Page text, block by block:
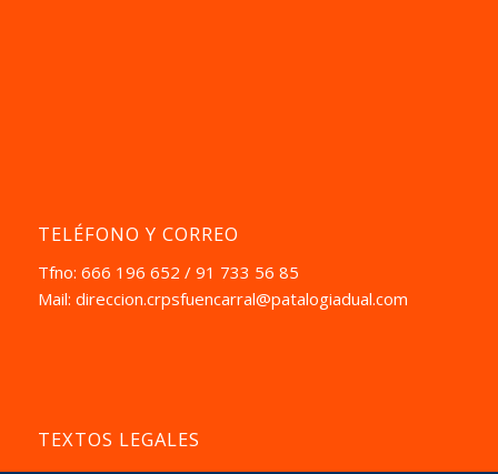
TELÉFONO Y CORREO
Tfno: 666 196 652 / 91 733 56 85
Mail: direccion.crpsfuencarral@patalogiadual.com
TEXTOS LEGALES